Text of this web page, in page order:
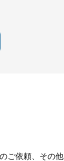
ご依頼、その他